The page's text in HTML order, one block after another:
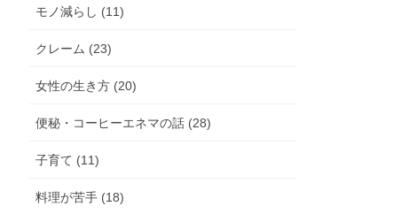
モノ減らし (11)
クレーム (23)
女性の生き方 (20)
便秘・コーヒーエネマの話 (28)
子育て (11)
料理が苦手 (18)